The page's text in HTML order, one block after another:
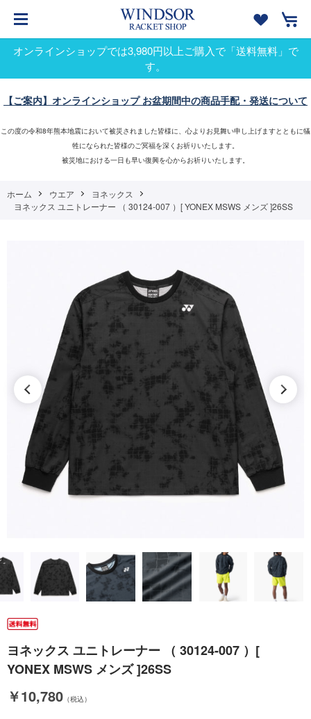
オンラインショップでは3,980円以上ご購入で「送料無料」で
す。
【ご案内】オンラインショップ お盆期間中の商品手配・発送について
この度の令和8年熊本地震において被災されました皆様に、心よりお見舞い申し上げますとともに犠
牲になられた皆様のご冥福を深くお祈りいたします。
被災地における一日も早い復興を心からお祈りいたします。
ホーム ウエア
ヨネックス
ヨネックス ユニトレーナー （ 30124-007 ）[ YONEX MSWS メンズ ]26SS
ヨネックス ユニトレーナー （ 30124-007 ）[
YONEX MSWS メンズ ]26SS
￥10,780 （税込）